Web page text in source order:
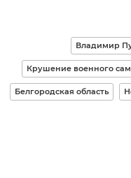
Владимир
Крушение военного
Белгородская область